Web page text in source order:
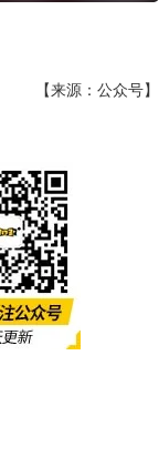
【来源：公众号】